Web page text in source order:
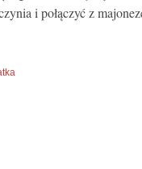
i połączyć z